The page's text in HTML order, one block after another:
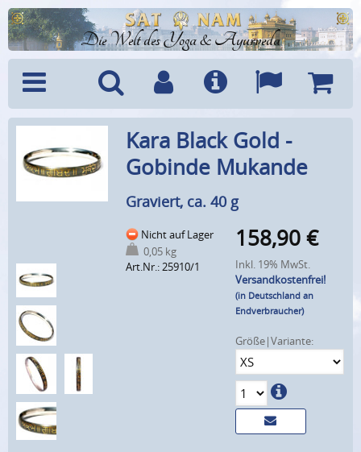
Die Welt des Yoga & Ayurveda
SucheBenutzerkonto
Info Sprachen
Kara Black Gold -
Gobinde Mukande
Graviert, ca. 40 g
Nicht auf Lager
0,05 kg
Art.Nr.: 25910/1
158,90 €
Inkl. 19% MwSt.
Versandkostenfrei!
(in Deutschland an
Endverbraucher)
Größe|Variante: